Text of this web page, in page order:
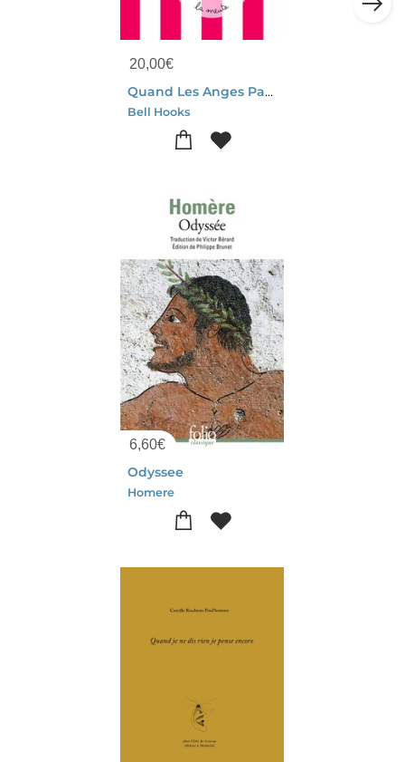
20,00€
Quand Les Anges Parlent D'amour : 50 Poemes
Bell Hooks
6,60€
Odyssee
Homere